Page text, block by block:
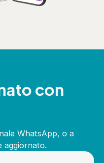
con
WhatsApp, o a
aggiornato.